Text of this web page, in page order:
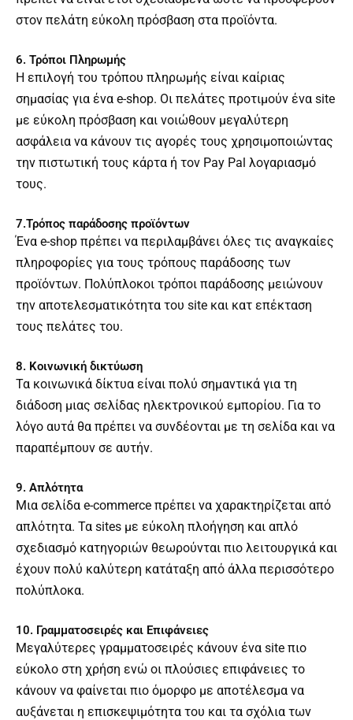
στον πελάτη εύκολη πρόσβαση στα προϊόντα.
6. Τρόποι Πληρωμής
Η επιλογή του τρόπου πληρωμής είναι καίριας
σημασίας για ένα e-shop. Οι πελάτες προτιμούν ένα site
με εύκολη πρόσβαση και νοιώθουν μεγαλύτερη
ασφάλεια να κάνουν τις αγορές τους χρησιμοποιώντας
την πιστωτική τους κάρτα ή τον Pay Pal λογαριασμό
τους.
7.Τρόπος παράδοσης προϊόντων
Ένα e-shop πρέπει να περιλαμβάνει όλες τις αναγκαίες
πληροφορίες για τους τρόπους παράδοσης των
προϊόντων. Πολύπλοκοι τρόποι παράδοσης μειώνουν
την αποτελεσματικότητα του site και κατ επέκταση
τους πελάτες του.
8. Κοινωνική δικτύωση
Τα κοινωνικά δίκτυα είναι πολύ σημαντικά για τη
διάδοση μιας σελίδας ηλεκτρονικού εμπορίου. Για το
λόγο αυτά θα πρέπει να συνδέονται με τη σελίδα και να
παραπέμπουν σε αυτήν.
9. Απλότητα
Μια σελίδα e-commerce πρέπει να χαρακτηρίζεται από
απλότητα. Τα sites με εύκολη πλοήγηση και απλό
σχεδιασμό κατηγοριών θεωρούνται πιο λειτουργικά και
έχουν πολύ καλύτερη κατάταξη από άλλα περισσότερο
πολύπλοκα.
10. Γραμματοσειρές και Επιφάνειες
Μεγαλύτερες γραμματοσειρές κάνουν ένα site πιο
εύκολο στη χρήση ενώ οι πλούσιες επιφάνειες το
κάνουν να φαίνεται πιο όμορφο με αποτέλεσμα να
αυξάνεται η επισκεψιμότητα του και τα σχόλια των